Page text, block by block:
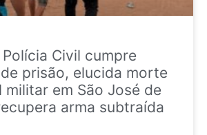
Civil cumpre
prisão, elucida morte
militar em São José de
arma subtraída